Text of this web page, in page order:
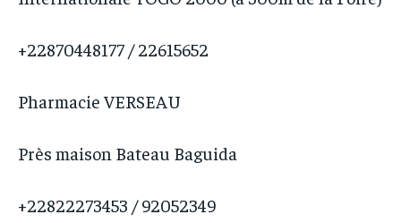
+22870448177 / 22615652
Pharmacie VERSEAU
Près maison Bateau Baguida
+22822273453 / 92052349